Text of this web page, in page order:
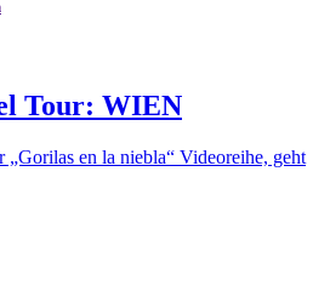
Tour: WIEN
„Gorilas en la niebla“ Videoreihe, geht